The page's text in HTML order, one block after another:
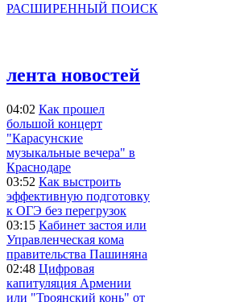
РАСШИРЕННЫЙ ПОИСК
лента новостей
04:02 Как прошел
большой концерт
"Карасунские
музыкальные вечера" в
Краснодаре
03:52 Как выстроить
эффективную подготовку
к ОГЭ без перегрузок
03:15 Кабинет застоя или
Управленческая кома
правительства Пашиняна
02:48 Цифровая
капитуляция Армении
или "Троянский конь" от